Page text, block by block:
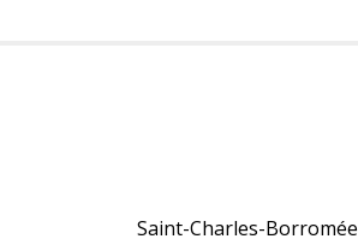
Saint-Charles-Borromée